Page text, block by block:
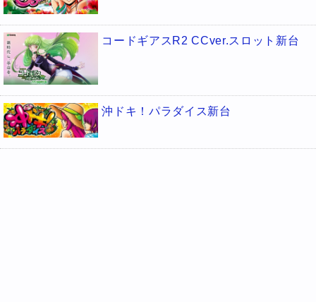
コードギアスR2 CCver.スロット新台
沖ドキ！パラダイス新台